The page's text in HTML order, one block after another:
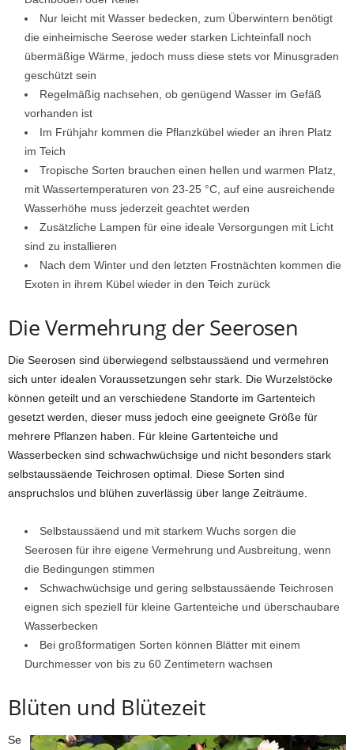
Nur leicht mit Wasser bedecken, zum Überwintern benötigt
die einheimische Seerose weder starken Lichteinfall noch
übermäßige Wärme, jedoch muss diese stets vor Minusgraden
geschützt sein
Regelmäßig nachsehen, ob genügend Wasser im Gefäß
vorhanden ist
Im Frühjahr kommen die Pflanzkübel wieder an ihren Platz
im Teich
Tropische Sorten brauchen einen hellen und warmen Platz,
mit Wassertemperaturen von 23-25 °C, auf eine ausreichende
Wasserhöhe muss jederzeit geachtet werden
Zusätzliche Lampen für eine ideale Versorgungen mit Licht
sind zu installieren
Nach dem Winter und den letzten Frostnächten kommen die
Exoten in ihrem Kübel wieder in den Teich zurück
Die Vermehrung der Seerosen
Die Seerosen sind überwiegend selbstaussäend und vermehren
sich unter idealen Voraussetzungen sehr stark. Die Wurzelstöcke
können geteilt und an verschiedene Standorte im Gartenteich
gesetzt werden, dieser muss jedoch eine geeignete Größe für
mehrere Pflanzen haben. Für kleine Gartenteiche und
Wasserbecken sind schwachwüchsige und nicht besonders stark
selbstaussäende Teichrosen optimal. Diese Sorten sind
anspruchslos und blühen zuverlässig über lange Zeiträume.
Selbstaussäend und mit starkem Wuchs sorgen die
Seerosen für ihre eigene Vermehrung und Ausbreitung, wenn
die Bedingungen stimmen
Schwachwüchsige und gering selbstaussäende Teichrosen
eignen sich speziell für kleine Gartenteiche und überschaubare
Wasserbecken
Bei großformatigen Sorten können Blätter mit einem
Durchmesser von bis zu 60 Zentimetern wachsen
Blüten und Blütezeit
Se